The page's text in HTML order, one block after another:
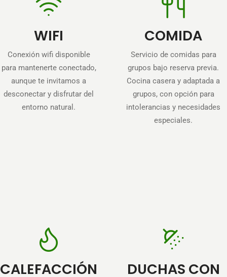
WIFI
Conexión wifi disponible
para mantenerte conectado,
aunque te invitamos a
desconectar y disfrutar del
entorno natural.
COMIDA
Servicio de comidas para
grupos bajo reserva previa.
Cocina casera y adaptada a
grupos, con opción para
intolerancias y necesidades
especiales.
CALEFACCIÓN
DUCHAS CON